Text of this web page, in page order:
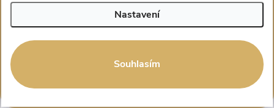
Nastavení
Souhlasím
ZOBRAZIT ZOBRAZIT